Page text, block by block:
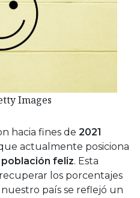
Images
hacia fines de 2021
actualmente posiciona
población feliz. Esta
los porcentajes
país se reflejó un